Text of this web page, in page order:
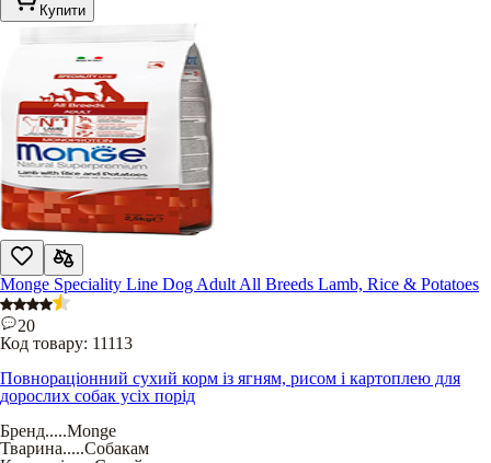
Купити
Monge Speciality Line Dog Adult All Breeds Lamb, Rice & Potatoes
20
Код товару: 11113
Повнораціонний сухий корм із ягням, рисом і картоплею для
дорослих собак усіх порід
Бренд.....Monge
Тварина.....Собакам